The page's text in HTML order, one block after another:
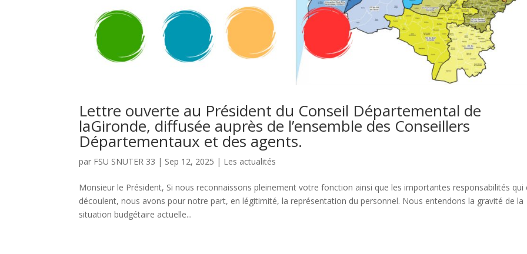
Lettre ouverte au Président du Conseil Départemental de
laGironde, diffusée auprès de l’ensemble des Conseillers
Départementaux et des agents.
par FSU SNUTER 33 | Sep 12, 2025 | Les actualités
Monsieur le Président, Si nous reconnaissons pleinement votre fonction ainsi que les importantes responsabilités qui
découlent, nous avons pour notre part, en légitimité, la représentation du personnel. Nous entendons la gravité de la
situation budgétaire actuelle...